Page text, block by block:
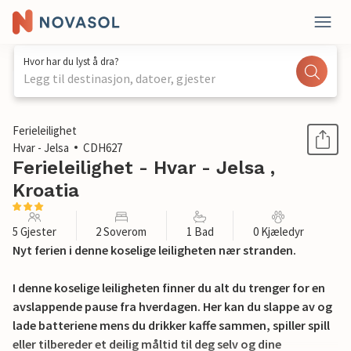
Hvor har du lyst å dra?
Legg til destinasjon, datoer, gjester
1 / 26
Ferieleilighet
Hvar - Jelsa
CDH627
Ferieleilighet - Hvar - Jelsa ,
Kroatia
5 Gjester 2 Soverom 1 Bad 0 Kjæledyr
Nyt ferien i denne koselige leiligheten nær stranden.
I denne koselige leiligheten finner du alt du trenger for en
avslappende pause fra hverdagen. Her kan du slappe av og
lade batteriene mens du drikker kaffe sammen, spiller spill
eller tilbereder et deilig måltid til deg selv og dine